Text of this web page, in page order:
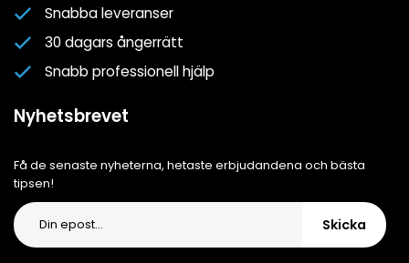
Om oss
Cookiepolicy
Cookie-inställningar
Snabba leveranser
30 dagars ångerrätt
Snabb professionell hjälp
Nyhetsbrevet
Få de senaste nyheterna, hetaste erbjudandena och bästa
tipsen!
Skicka